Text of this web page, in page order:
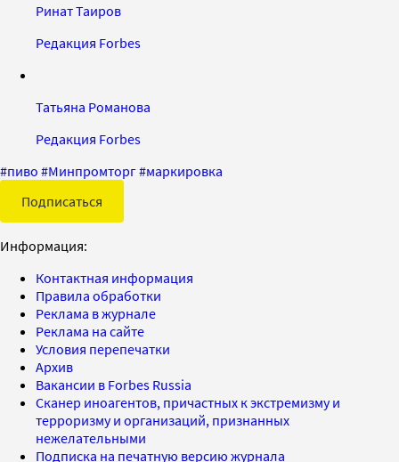
Ринат Таиров
Редакция Forbes
Татьяна Романова
Редакция Forbes
#пиво #Минпромторг#маркировка
Подписаться
Информация:
Контактная информация
Правила обработки
Реклама в журнале
Реклама на сайте
Условия перепечатки
Архив
Вакансии в Forbes Russia
Сканер иноагентов, причастных к экстремизму и
терроризму и организаций, признанных
нежелательными
Подписка на печатную версию журнала